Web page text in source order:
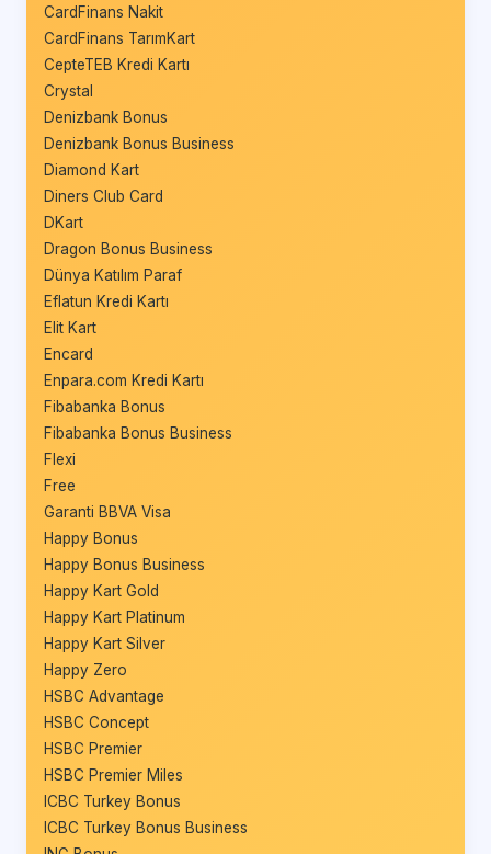
CardFinans Nakit
CardFinans TarımKart
CepteTEB Kredi Kartı
Crystal
Denizbank Bonus
Denizbank Bonus Business
Diamond Kart
Diners Club Card
DKart
Dragon Bonus Business
Dünya Katılım Paraf
Eflatun Kredi Kartı
Elit Kart
Encard
Enpara.com Kredi Kartı
Fibabanka Bonus
Fibabanka Bonus Business
Flexi
Free
Garanti BBVA Visa
Happy Bonus
Happy Bonus Business
Happy Kart Gold
Happy Kart Platinum
Happy Kart Silver
Happy Zero
HSBC Advantage
HSBC Concept
HSBC Premier
HSBC Premier Miles
ICBC Turkey Bonus
ICBC Turkey Bonus Business